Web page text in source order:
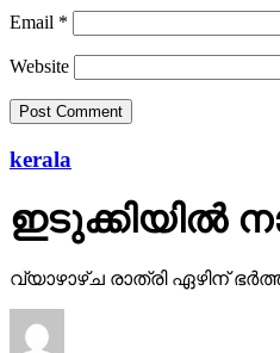
Email *
Website
kerala
ഇടുക്കിയില്‍
വ്യാഴാഴ്ച രാത്രി ഏഴിന്